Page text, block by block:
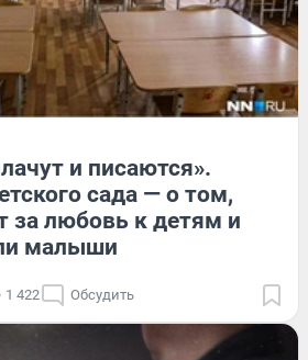
и писаются».
сада — о том,
за любовь к детям и
малыши
1 422 Обсудить